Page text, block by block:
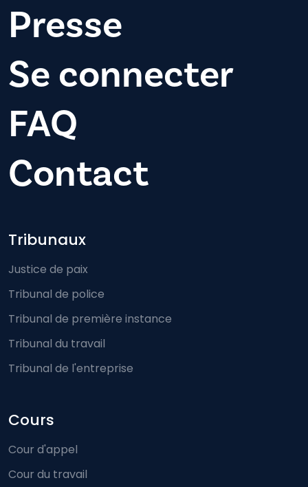
Presse
Se connecter
FAQ
Contact
Footer-menu
Tribunaux
Justice de paix
Tribunal de police
Tribunal de première instance
Tribunal du travail
Tribunal de l'entreprise
Cours
Cour d'appel
Cour du travail